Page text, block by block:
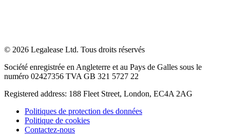
© 2026 Legalease Ltd. Tous droits réservés
Société enregistrée en Angleterre et au Pays de Galles sous le
numéro 02427356 TVA GB 321 5727 22
Registered address: 188 Fleet Street, London, EC4A 2AG
Politiques de protection des données
Politique de cookies
Contactez-nous